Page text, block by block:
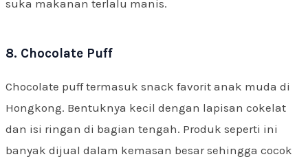
suka makanan terlalu manis.
8. Chocolate Puff
Chocolate puff termasuk snack favorit anak muda di
Hongkong. Bentuknya kecil dengan lapisan cokelat
dan isi ringan di bagian tengah. Produk seperti ini
banyak dijual dalam kemasan besar sehingga cocok